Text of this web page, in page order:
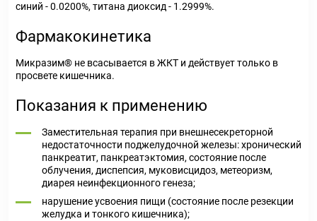
синий - 0.0200%, титана диоксид - 1.2999%.
Фармакокинетика
Микразим® не всасывается в ЖКТ и действует только в
просвете кишечника.
Показания к применению
Заместительная терапия при внешнесекреторной
недостаточности поджелудочной железы: хронический
панкреатит, панкреатэктомия, состояние после
облучения, диспепсия, муковисцидоз, метеоризм,
диарея неинфекционного генеза;
нарушение усвоения пищи (состояние после резекции
желудка и тонкого кишечника);